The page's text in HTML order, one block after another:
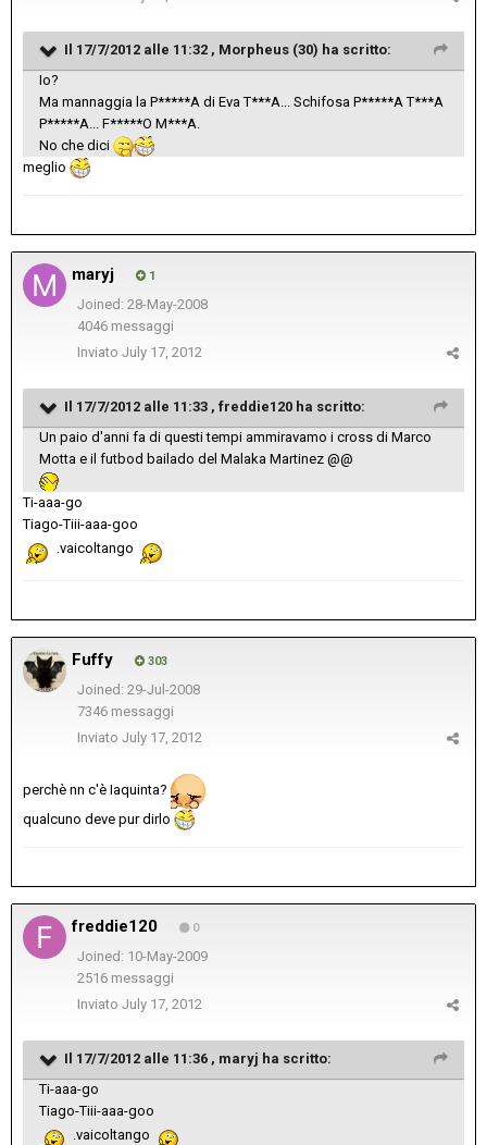
Il 17/7/2012 alle 11:32 , Morpheus (30) ha scritto:
Io?
Ma mannaggia la P*****A di Eva T***A... Schifosa P*****A T***A
P*****A... F*****O M***A.
No che dici
meglio
maryj 1
Joined: 28-May-2008
4046 messaggi
Inviato July 17, 2012
Il 17/7/2012 alle 11:33 , freddie120 ha scritto:
Un paio d'anni fa di questi tempi ammiravamo i cross di Marco
Motta e il futbod bailado del Malaka Martinez @@
Ti-aaa-go
Tiago-Tiii-aaa-goo
.vaicoltango
Fuffy 303
Joined: 29-Jul-2008
7346 messaggi
Inviato July 17, 2012
perchè nn c'è Iaquinta?
qualcuno deve pur dirlo
freddie120 0
Joined: 10-May-2009
2516 messaggi
Inviato July 17, 2012
Il 17/7/2012 alle 11:36 , maryj ha scritto:
Ti-aaa-go
Tiago-Tiii-aaa-goo
.vaicoltango